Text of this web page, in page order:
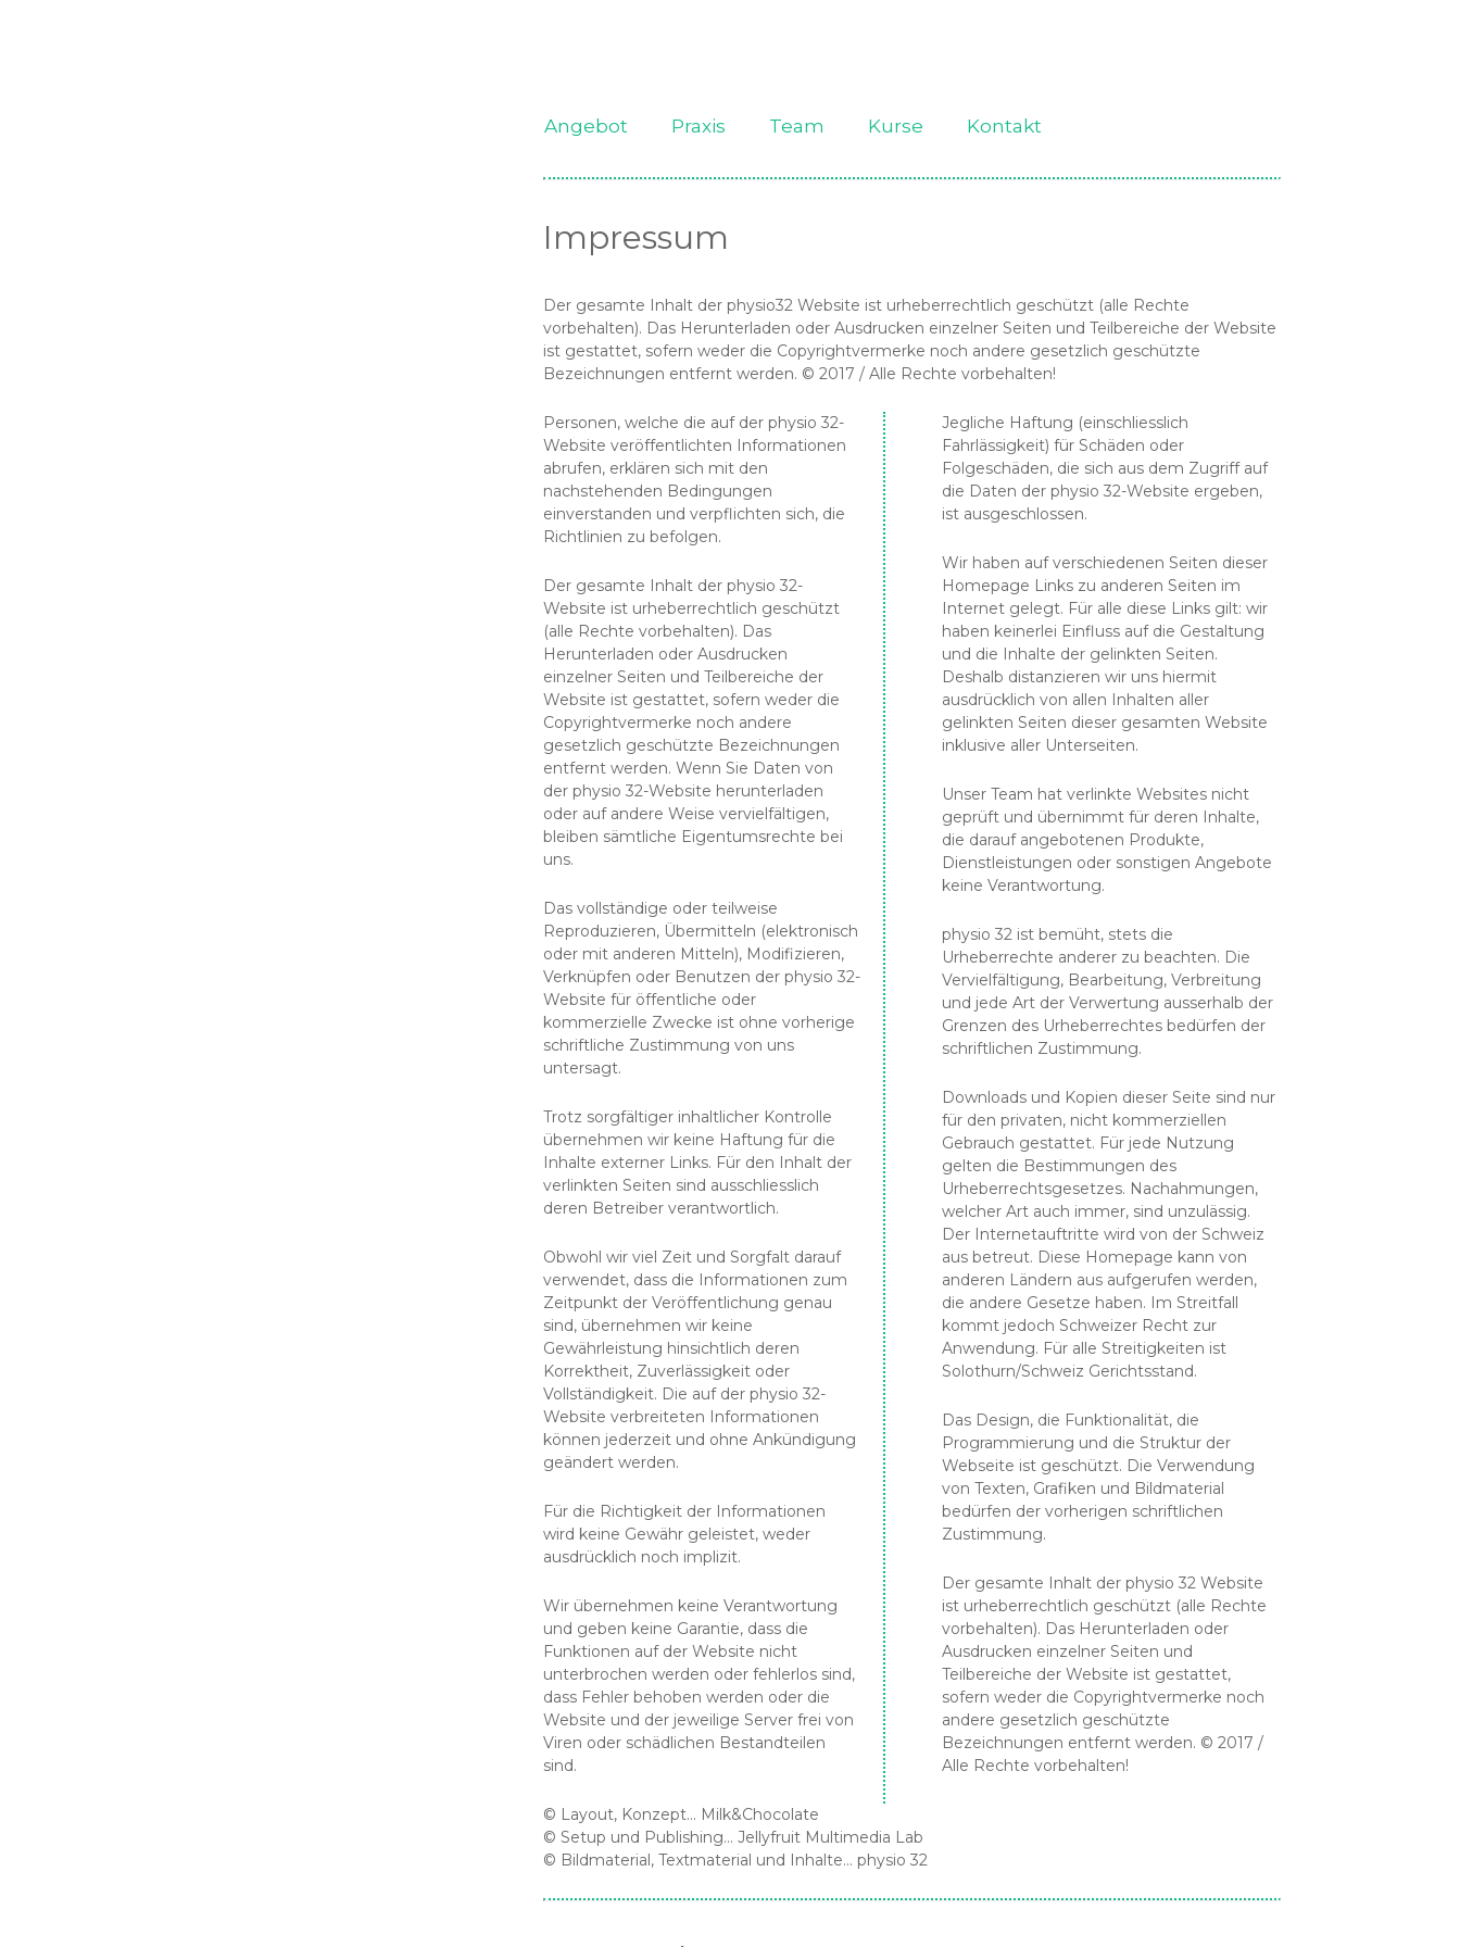
Angebot
Beckenbodentherapie für Frauen
Beckenbodentherapie für Kinder
Atemphysiotherapie
Allgemeine Physiotherapie
Praxis Team
Rosalie Pijnenburg
Kurse Kontakt
Impressum
Der gesamte Inhalt der physio32 Website ist urheberrechtlich geschützt (alle Rechte
vorbehalten). Das Herunterladen oder Ausdrucken einzelner Seiten und Teilbereiche der Website
ist gestattet, sofern weder die Copyrightvermerke noch andere gesetzlich geschützte
Bezeichnungen entfernt werden. © 2017 / Alle Rechte vorbehalten!
Personen, welche die auf der physio 32-
Website veröffentlichten Informationen
abrufen, erklären sich mit den
nachstehenden Bedingungen
einverstanden und verpflichten sich, die
Richtlinien zu befolgen.
Der gesamte Inhalt der physio 32-
Website ist urheberrechtlich geschützt
(alle Rechte vorbehalten). Das
Herunterladen oder Ausdrucken
einzelner Seiten und Teilbereiche der
Website ist gestattet, sofern weder die
Copyrightvermerke noch andere
gesetzlich geschützte Bezeichnungen
entfernt werden. Wenn Sie Daten von
der physio 32-Website herunterladen
oder auf andere Weise vervielfältigen,
bleiben sämtliche Eigentumsrechte bei
uns.
Das vollständige oder teilweise
Reproduzieren, Übermitteln (elektronisch
oder mit anderen Mitteln), Modifizieren,
Verknüpfen oder Benutzen der physio 32-
Website für öffentliche oder
kommerzielle Zwecke ist ohne vorherige
schriftliche Zustimmung von uns
untersagt.
Trotz sorgfältiger inhaltlicher Kontrolle
übernehmen wir keine Haftung für die
Inhalte externer Links. Für den Inhalt der
verlinkten Seiten sind ausschliesslich
deren Betreiber verantwortlich.
Obwohl wir viel Zeit und Sorgfalt darauf
verwendet, dass die Informationen zum
Zeitpunkt der Veröffentlichung genau
sind, übernehmen wir keine
Gewährleistung hinsichtlich deren
Korrektheit, Zuverlässigkeit oder
Vollständigkeit. Die auf der physio 32-
Website verbreiteten Informationen
können jederzeit und ohne Ankündigung
geändert werden.
Für die Richtigkeit der Informationen
wird keine Gewähr geleistet, weder
ausdrücklich noch implizit.
Wir übernehmen keine Verantwortung
und geben keine Garantie, dass die
Funktionen auf der Website nicht
unterbrochen werden oder fehlerlos sind,
dass Fehler behoben werden oder die
Website und der jeweilige Server frei von
Viren oder schädlichen Bestandteilen
sind.
Jegliche Haftung (einschliesslich
Fahrlässigkeit) für Schäden oder
Folgeschäden, die sich aus dem Zugriff auf
die Daten der physio 32-Website ergeben,
ist ausgeschlossen.
Wir haben auf verschiedenen Seiten dieser
Homepage Links zu anderen Seiten im
Internet gelegt. Für alle diese Links gilt: wir
haben keinerlei Einfluss auf die Gestaltung
und die Inhalte der gelinkten Seiten.
Deshalb distanzieren wir uns hiermit
ausdrücklich von allen Inhalten aller
gelinkten Seiten dieser gesamten Website
inklusive aller Unterseiten.
Unser Team hat verlinkte Websites nicht
geprüft und übernimmt für deren Inhalte,
die darauf angebotenen Produkte,
Dienstleistungen oder sonstigen Angebote
keine Verantwortung.
physio 32 ist bemüht, stets die
Urheberrechte anderer zu beachten. Die
Vervielfältigung, Bearbeitung, Verbreitung
und jede Art der Verwertung ausserhalb der
Grenzen des Urheberrechtes bedürfen der
schriftlichen Zustimmung.
Downloads und Kopien dieser Seite sind nur
für den privaten, nicht kommerziellen
Gebrauch gestattet. Für jede Nutzung
gelten die Bestimmungen des
Urheberrechtsgesetzes. Nachahmungen,
welcher Art auch immer, sind unzulässig.
Der Internetauftritte wird von der Schweiz
aus betreut. Diese Homepage kann von
anderen Ländern aus aufgerufen werden,
die andere Gesetze haben. Im Streitfall
kommt jedoch Schweizer Recht zur
Anwendung. Für alle Streitigkeiten ist
Solothurn/Schweiz Gerichtsstand.
Das Design, die Funktionalität, die
Programmierung und die Struktur der
Webseite ist geschützt. Die Verwendung
von Texten, Grafiken und Bildmaterial
bedürfen der vorherigen schriftlichen
Zustimmung.
Der gesamte Inhalt der physio 32 Website
ist urheberrechtlich geschützt (alle Rechte
vorbehalten). Das Herunterladen oder
Ausdrucken einzelner Seiten und
Teilbereiche der Website ist gestattet,
sofern weder die Copyrightvermerke noch
andere gesetzlich geschützte
Bezeichnungen entfernt werden. © 2017 /
Alle Rechte vorbehalten!
© Layout, Konzept... Milk&Chocolate
© Setup und Publishing…Jellyfruit Multimedia Lab
© Bildmaterial, Textmaterial und Inhalte… physio 32